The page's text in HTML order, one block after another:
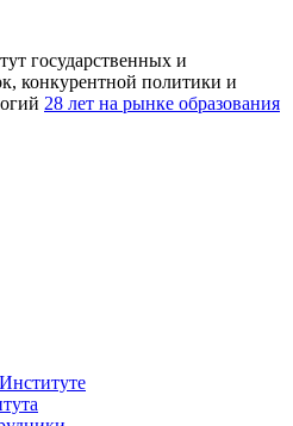
государственных и
конкурентной политики и
28 лет на рынке образования